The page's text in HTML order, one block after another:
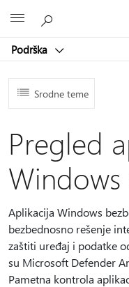
Podrška
Srodne teme
Pregled
Aplikacija Windows
bezbednosno rešenje
zaštiti uređaj i podatke
su Microsoft Defender
Pametna kontrola